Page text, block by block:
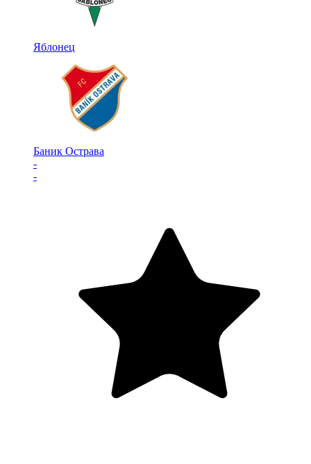
Яблонец
Баник Острава
-
-